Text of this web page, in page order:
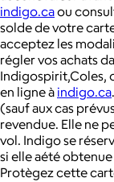
indigo.caou
solde de votre
acceptez les
régler vos achats
Indigospirit,Coles,
en ligne à indigo.ca
(sauf aux cas
revendue. Elle ne
vol. Indigo se
si elle aété
Protègez cette